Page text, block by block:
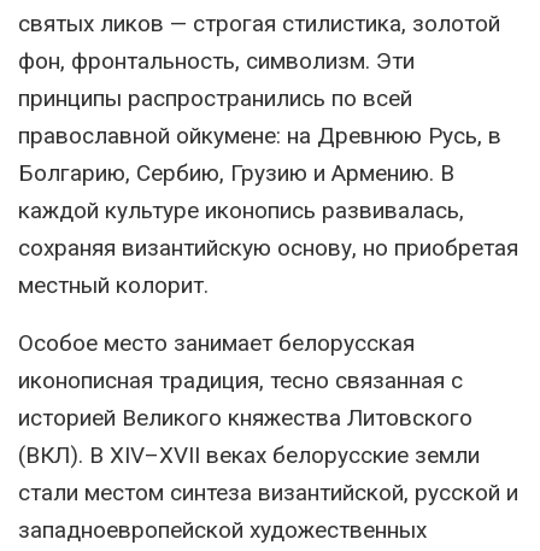
святых ликов — строгая стилистика, золотой
фон, фронтальность, символизм. Эти
принципы распространились по всей
православной ойкумене: на Древнюю Русь, в
Болгарию, Сербию, Грузию и Армению. В
каждой культуре иконопись развивалась,
сохраняя византийскую основу, но приобретая
местный колорит.
Особое место занимает белорусская
иконописная традиция, тесно связанная с
историей Великого княжества Литовского
(ВКЛ). В XIV–XVII веках белорусские земли
стали местом синтеза византийской, русской и
западноевропейской художественных